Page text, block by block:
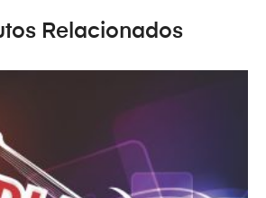
Relacionados